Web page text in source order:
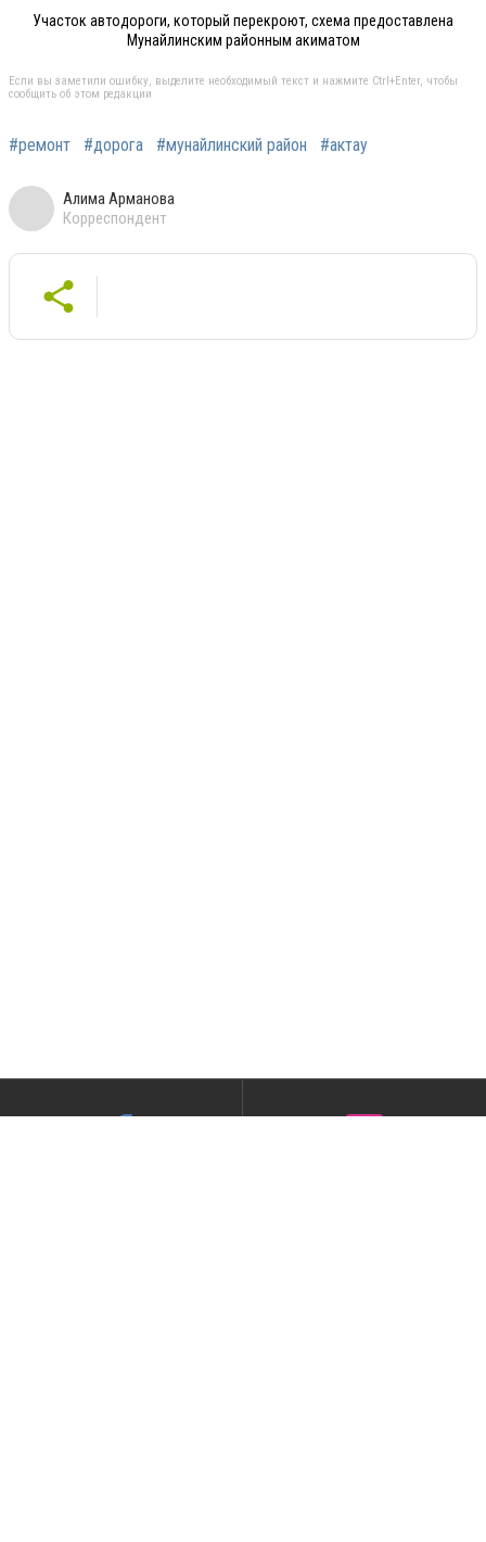
Участок автодороги, который перекроют, схема предоставлена
Мунайлинским районным акиматом
Если вы заметили ошибку, выделите необходимый текст и нажмите Ctrl+Enter, чтобы
сообщить об этом редакции
#ремонт #дорога #мунайлинский район #актау
Алима Арманова
Корреспондент